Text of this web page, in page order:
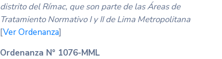
distrito del Rímac, que son parte de las Áreas de
Tratamiento Normativo I y II de Lima Metropolitana
[Ver Ordenanza]
Ordenanza N° 1076-MML